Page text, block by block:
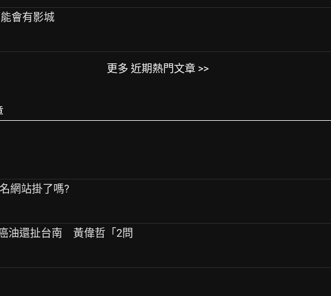
會有影城
更多 近期熱門文章 >>
網站掛了嗎?
油還扯台南 黃偉哲「2問